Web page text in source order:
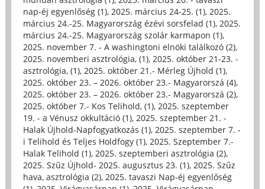
nap-éj egyenlőség (1), 2025. március 24-25. (1), 2025.
március 24.-25. Magyarország ézévi sorsfelad (1), 2025.
március 24.-25. Magyarország szolár karmapon (1),
2025. november 7. - A washingtoni elnöki találkozó (2),
2025. novemberi asztrológia, (1), 2025. október 21-23. -
asztrológia, (1), 2025. október 21.- Mérleg Újhold (1),
2025. október 23. – 2026. október 23.- Magyarorszá (4),
2025. október 23. – 2026. október 23.- Magyarorszá (2),
2025. október 7.- Kos Telihold, (1), 2025. szeptember
19. - a Vénusz okkultáció (1), 2025. szeptember 21. -
Halak Újhold-Napfogyatkozás (1), 2025. szeptember 7. -
i Telihold és Teljes Holdfogy (1), 2025. Szeptember 7.-
Halak Telihold (1), 2025. szeptemberi asztrológia (2),
2025. Szűz Újhold- 2025. augusztus 23. (1), 2025. Szűz
hava, asztrológia (2), 2025. tavaszi Nap-éj egyenlőség